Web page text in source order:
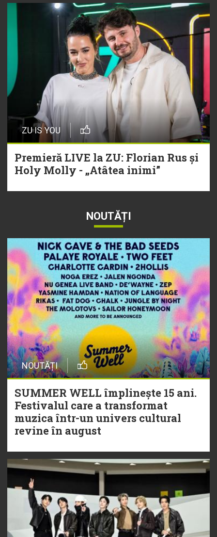
ZU IS YOU
Premieră LIVE la ZU: Florian Rus și
Holy Molly - „Atâtea inimi”
NOUTĂȚI
NOUTĂȚI
SUMMER WELL împlinește 15 ani.
Festivalul care a transformat
muzica într-un univers cultural
revine în august